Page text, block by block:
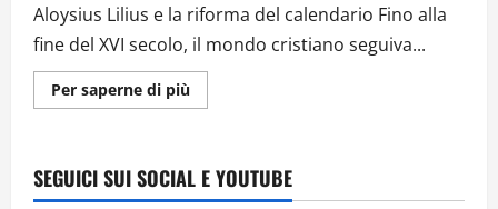
Aloysius Lilius e la riforma del calendario Fino alla
fine del XVI secolo, il mondo cristiano seguiva...
Per saperne di piùUlteriori
informazioni
l’ordine
del
tempo:
SEGUICI SUI SOCIAL E YOUTUBE